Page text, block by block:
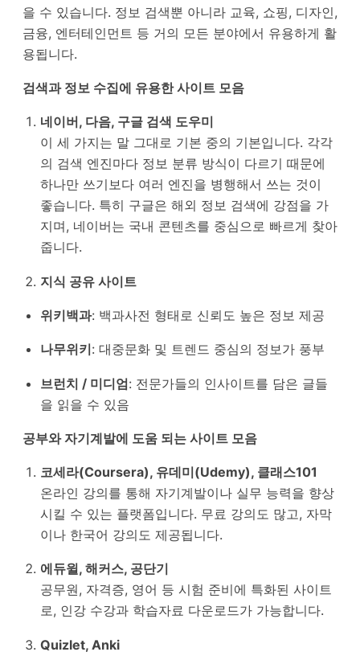
을 수 있습니다. 정보 검색뿐 아니라 교육, 쇼핑, 디자인,
금융, 엔터테인먼트 등 거의 모든 분야에서 유용하게 활
용됩니다.
검색과 정보 수집에 유용한 사이트 모음
네이버, 다음, 구글 검색 도우미
이 세 가지는 말 그대로 기본 중의 기본입니다. 각각
의 검색 엔진마다 정보 분류 방식이 다르기 때문에
하나만 쓰기보다 여러 엔진을 병행해서 쓰는 것이
좋습니다. 특히 구글은 해외 정보 검색에 강점을 가
지며, 네이버는 국내 콘텐츠를 중심으로 빠르게 찾아
줍니다.
지식 공유 사이트
위키백과: 백과사전 형태로 신뢰도 높은 정보 제공
나무위키: 대중문화 및 트렌드 중심의 정보가 풍부
브런치 / 미디엄: 전문가들의 인사이트를 담은 글들
을 읽을 수 있음
공부와 자기계발에 도움 되는 사이트 모음
코세라(Coursera), 유데미(Udemy), 클래스101
온라인 강의를 통해 자기계발이나 실무 능력을 향상
시킬 수 있는 플랫폼입니다. 무료 강의도 많고, 자막
이나 한국어 강의도 제공됩니다.
에듀윌, 해커스, 공단기
공무원, 자격증, 영어 등 시험 준비에 특화된 사이트
로, 인강 수강과 학습자료 다운로드가 가능합니다.
Quizlet, Anki